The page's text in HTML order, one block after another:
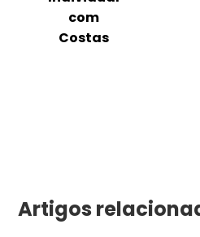
com
Costas
Artigos